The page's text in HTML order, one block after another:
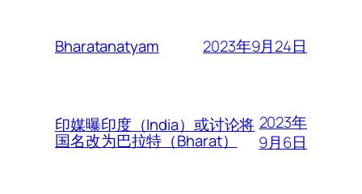
Bharatanatyam 2023年9月24日
印媒曝印度（India）或讨论将
国名改为巴拉特（Bharat）
2023年
9月6日